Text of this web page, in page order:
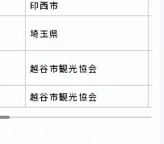
印西市
埼玉県
越谷市観光協会
越谷市観光協会